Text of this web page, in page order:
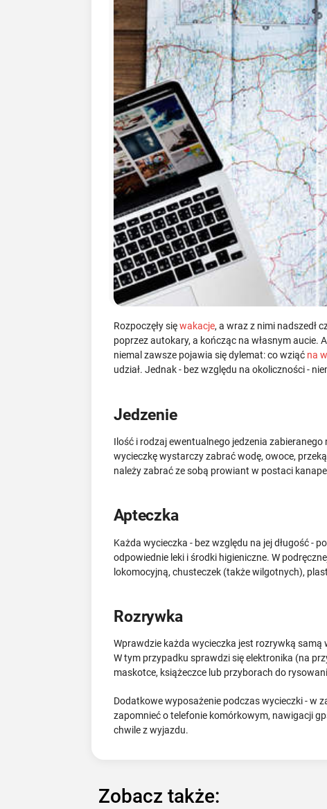
Rozpoczęły sięwakacje, a wraz z nimi nadszedł
poprzez autokary, a kończąc na własnym
niemal zawsze pojawia się dylemat: co wziąć na
udział. Jednak - bez względu na okoliczności -
Jedzenie
Ilość i rodzaj ewentualnego jedzenia
wycieczkę wystarczy zabrać wodę, owoce,
należy zabrać ze sobą prowiant w postaci
Apteczka
Każda wycieczka - bez względu na jej długość -
odpowiednie leki i środki higieniczne. W
lokomocyjną, chusteczek (także wilgotnych),
Rozrywka
Wprawdzie każda wycieczka jest rozrywką samą
W tym przypadku sprawdzi się elektronika (na
maskotce, książeczce lub przyborach do
Dodatkowe wyposażenie podczas wycieczki - w
zapomnieć o telefonie komórkowym, nawigacji
chwile z wyjazdu.
Zobacz także: